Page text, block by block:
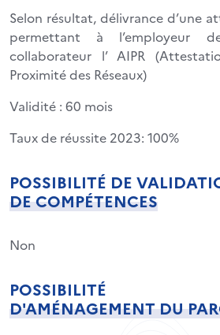
Selon résultat, délivrance d’une
permettant à l’employeur
collaborateur l’ AIPR
Proximité des Réseaux)
Validité : 60 mois
Taux de réussite 2023: 100%
POSSIBILITÉ DE
DE COMPÉTENCES
Non
POSSIBILITÉ
D'AMÉNAGEMENT DU